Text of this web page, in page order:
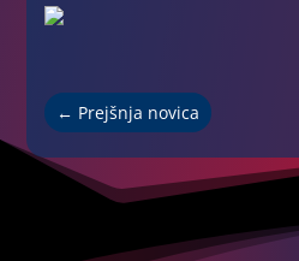
← Prejšnja novica